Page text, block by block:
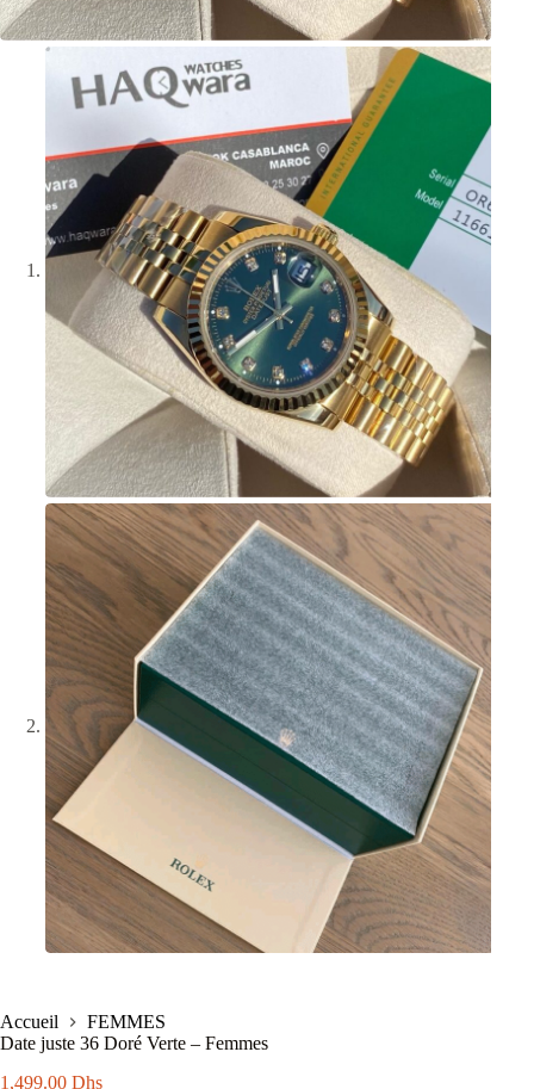
Accueil
FEMMES
Date juste 36 Doré Verte – Femmes
1,499.00 Dhs